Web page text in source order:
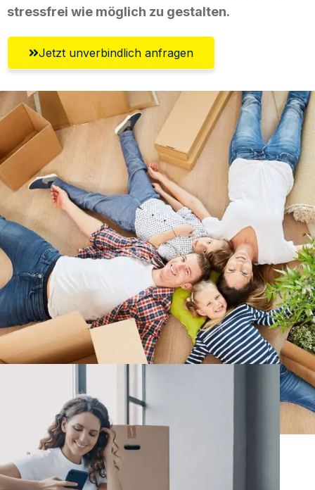
stressfrei wie möglich zu gestalten.
Jetzt unverbindlich anfragen